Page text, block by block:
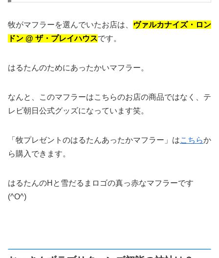
牧がマフラーを選んでいたお店は、
ヴァルカナイズ・ロン
ドン @ ザ・プレイハウスです。
はるたんのためにあったかいマフラー。
なんと、このマフラーはこちらのお店の商品ではなく、テ
レビ朝日公式グッズになっています笑。
「牧プレゼントのはるたんあったかマフラー」はこちらか
ら購入できます。
はるたんのHと雪だるまロゴの真っ赤なマフラーです
(^O^)